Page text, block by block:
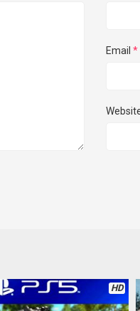
Email *
HD